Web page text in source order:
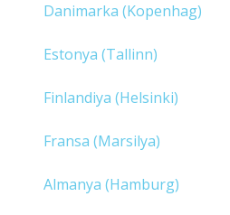
Danimarka (Kopenhag)
Estonya (Tallinn)
Finlandiya (Helsinki)
Fransa (Marsilya)
Almanya (Hamburg)